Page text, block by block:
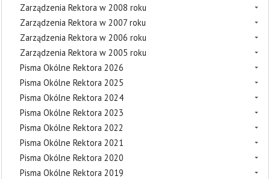
Zarządzenia Rektora w 2008 roku
Zarządzenia Rektora w 2007 roku
Zarządzenia Rektora w 2006 roku
Zarządzenia Rektora w 2005 roku
Pisma Okólne Rektora 2026
Pisma Okólne Rektora 2025
Pisma Okólne Rektora 2024
Pisma Okólne Rektora 2023
Pisma Okólne Rektora 2022
Pisma Okólne Rektora 2021
Pisma Okólne Rektora 2020
Pisma Okólne Rektora 2019